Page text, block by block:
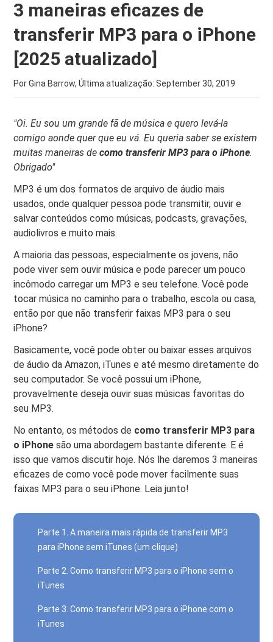
3 maneiras eficazes de
transferir MP3 para o iPhone
[2025 atualizado]
Por Gina Barrow, Última atualização:September 30, 2019
"Oi. Eu sou um grande fã de música e quero levá-la
comigo aonde quer que eu vá. Eu queria saber se existem
muitas maneiras decomo transferir MP3 para o iPhone.
Obrigado"
MP3 é um dos formatos de arquivo de áudio mais
usados, onde qualquer pessoa pode transmitir, ouvir e
salvar conteúdos como músicas, podcasts, gravações,
audiolivros e muito mais.
A maioria das pessoas, especialmente os jovens, não
pode viver sem ouvir música e pode parecer um pouco
incômodo carregar um MP3 e seu telefone. Você pode
tocar música no caminho para o trabalho, escola ou casa,
então por que não transferir faixas MP3 para o seu
iPhone?
Basicamente, você pode obter ou baixar esses arquivos
de áudio da Amazon, iTunes e até mesmo diretamente do
seu computador. Se você possui um iPhone,
provavelmente deseja ouvir suas músicas favoritas do
seu MP3.
No entanto, os métodos de como transferir MP3 para
o iPhone são uma abordagem bastante diferente. E é
isso que vamos discutir hoje. Nós lhe daremos 3 maneiras
eficazes de como você pode mover facilmente suas
faixas MP3 para o seu iPhone. Leia junto!
Parte 1. A maneira mais rápida de transferir MP3
para iPhone sem iTunes (um clique)
Parte 2. Como transferir MP3 para o iPhone sem o
iTunes
Parte 3. Como transferir MP3 para o iPhone com o
iTunes